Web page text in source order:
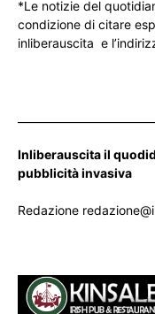
*Le notizie del
condizione di citare
inliberauscita e
Inliberauscita il
pubblicità invasiva
Redazione